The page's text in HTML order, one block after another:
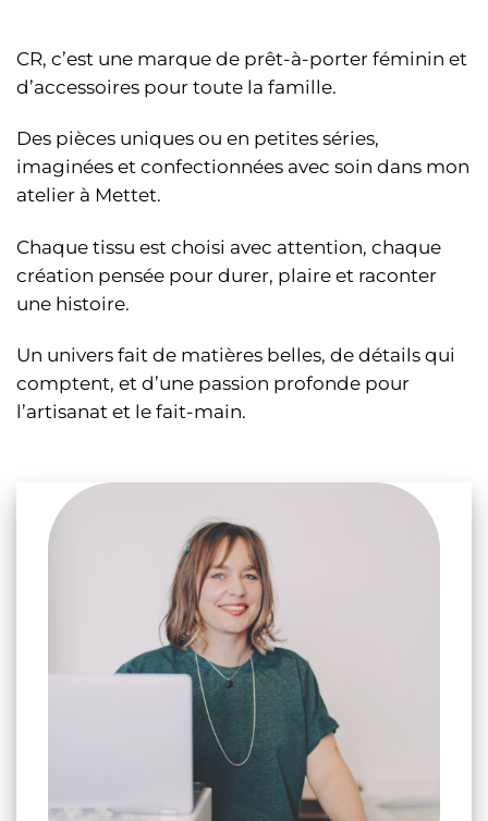
CR, c’est une marque de prêt-à-porter féminin et
d’accessoires pour toute la famille.
Des pièces uniques ou en petites séries,
imaginées et confectionnées avec soin dans mon
atelier à Mettet.
Chaque tissu est choisi avec attention, chaque
création pensée pour durer, plaire et raconter
une histoire.
Un univers fait de matières belles, de détails qui
comptent, et d’une passion profonde pour
l’artisanat et le fait-main.